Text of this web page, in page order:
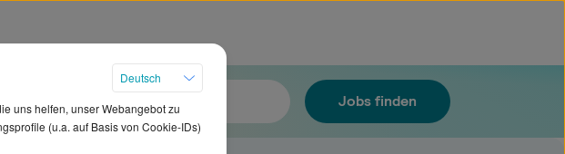
Jobs finden
Deutsch
uns helfen, unser Webangebot zu
(u.a. auf Basis von Cookie-IDs)